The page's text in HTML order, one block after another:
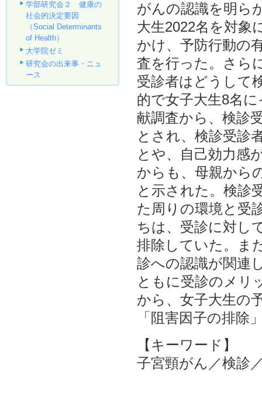
学部研究会２ 健康の
社会的決定要因
（Social Determinants
of Health）
大学院ゼミ
研究会の出来事・ニュ
ース
がんの認識を明ら
大生2022名を対象
かけ、予防行動の
査を行った。さら
受診者はどうして
的で女子大生8名
献調査から、検診
とされ、検診受診
とや、自己効力感
からも、母親から
と示された。検診
た周りの環境と受
ちは、受診に対し
排除していた。ま
診への認識が関連
ともに受診のメリ
から、女子大生の
「阻害因子の排除
【キーワード】
子宮頸がん／検診